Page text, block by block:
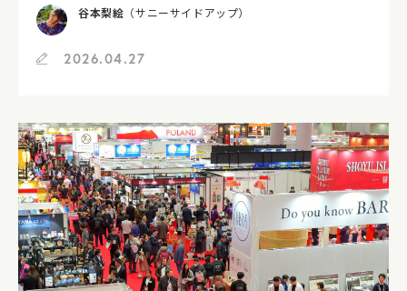
谷本梨絵 （サニーサイドアップ）
2026.04.27